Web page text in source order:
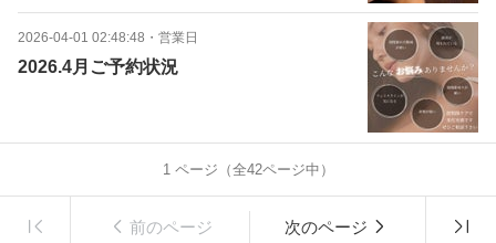
2026-04-01 02:48:48 ・ 営業日
2026.4月ご予約状況
1ページ（全42ページ中）
前のページ 次のページ